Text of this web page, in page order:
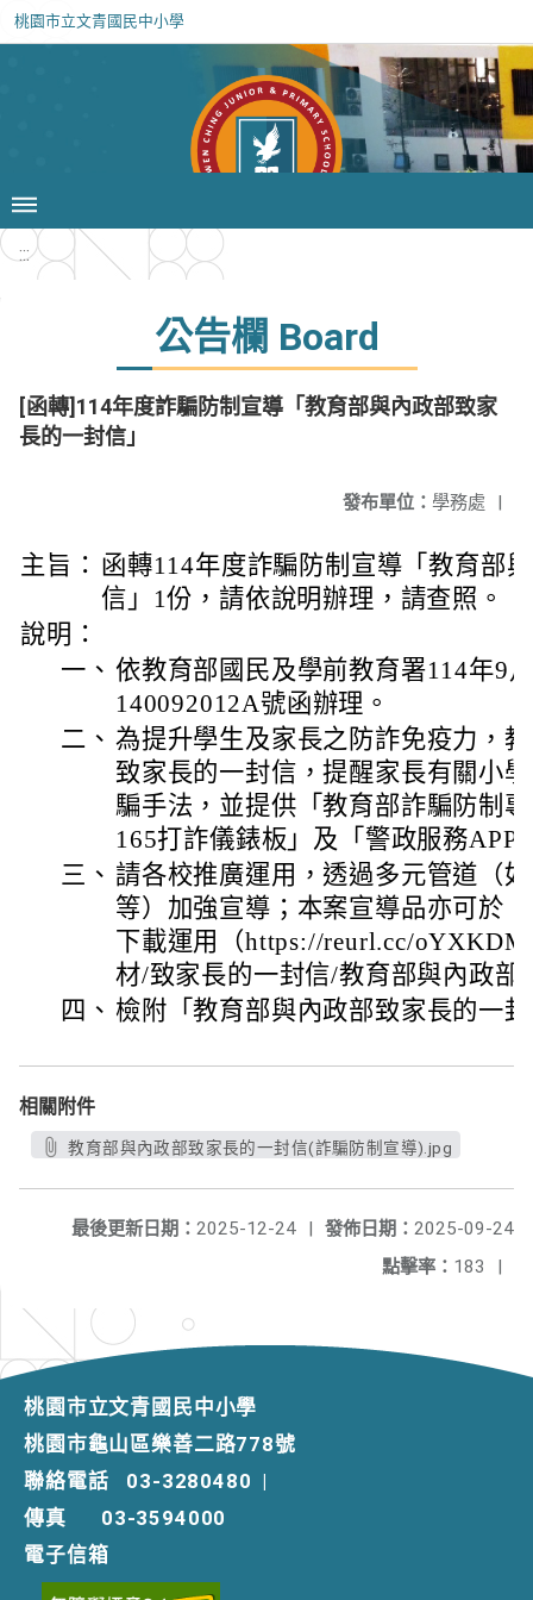
桃園市立文青國民中小學
:::
公告欄 Board
[函轉]114年度詐騙防制宣導「教育部與內政部致家
長的一封信」
發布單位： 學務處 |
主旨： 函轉114年度詐騙防制宣導「教育部
信」1份，請依說明辦理，請查照。
說明：
一、 依教育部國民及學前教育署114年9
140092012A號函辦理。
二、 為提升學生及家長之防詐免疫力，
致家長的一封信，提醒家長有關小
騙手法，並提供「教育部詐騙防制
165打詐儀錶板」及「警政服務APP
三、 請各校推廣運用，透過多元管道（
等）加強宣導；本案宣導品亦可於
下載運用（https://reurl.cc/
材/致家長的一封信/教育部與內政
四、 檢附「教育部與內政部致家長的一
相關附件
教育部與內政部致家長的一封信(詐騙防制宣導).jpg
發佈日期： 2025-09-24
最後更新日期： 2025-12-24
|
點擊率： 183 |
桃園市立文青國民中小學
桃園市龜山區樂善二路778號
聯絡電話
03-3280480 |
傳真
03-3594000
電子信箱